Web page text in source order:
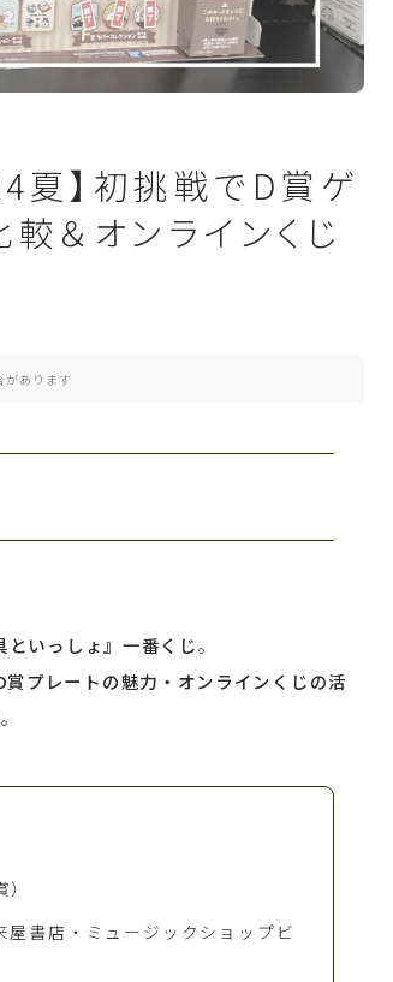
夏】初挑戦でD賞ゲ
＆オンラインくじ
があります
いっしょ』一番くじ。
プレートの魅力・オンラインくじの活
書店・ミュージックショップビ